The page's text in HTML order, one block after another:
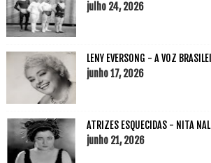
julho 24, 2026
LENY EVERSONG - A VOZ
junho 17, 2026
ATRIZES ESQUECIDAS - NITA
junho 21, 2026